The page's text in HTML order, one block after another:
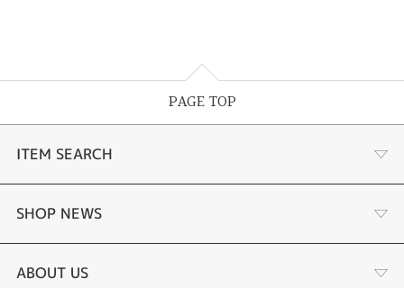
PAGE TOP
ITEM SEARCH
婚約指輪
結婚指輪
SHOP NEWS
ジュエリーリフォーム
ABOUT US